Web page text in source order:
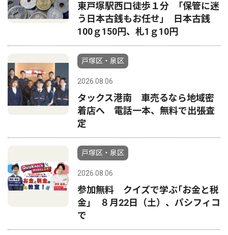
東戸塚駅西口徒歩１分 ｢保管に迷
う日本古銭もお任せ｣ 日本古銭
100ｇ150円、札1ｇ10円
戸塚区・泉区
2026.08.06
タックス港南 車売るなら地域密
着店へ 電話一本、無料で出張査
定
戸塚区・泉区
2026.08.06
参加無料 クイズで学ぶ｢お金と税
金｣ ８月22日（土）、パシフィコ
で